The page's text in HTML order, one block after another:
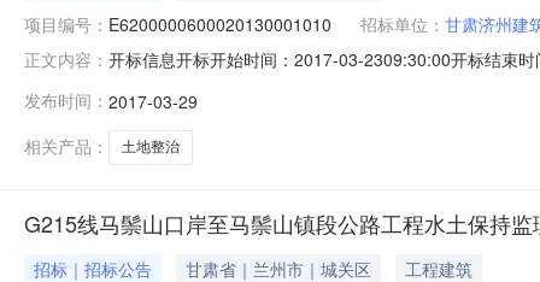
项目编号： E6200000600020130001010 招标单位： 甘肃济州建
正文内容： 开标信息开标开始时间：2017-03-2309:30:00开标结束
E62000006000201300010010.00002鑫圣工程集团有
发布时间： 2017-03-29
相关产品：
土地整治
G215线马鬃山口岸至马鬃山镇段公路工程水土保持
招标｜招标公告 甘肃省｜兰州市｜城关区
工程建筑